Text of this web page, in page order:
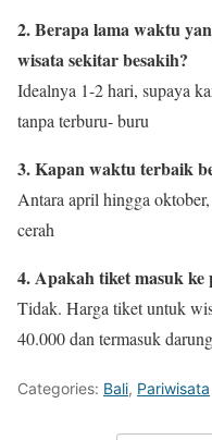
2. Berapa lama waktu
wisata sekitar besakih?
Idealnya 1-2 hari, supaya
tanpa terburu- buru
3. Kapan waktu terbaik
Antara april hingga
cerah
4. Apakah tiket masuk ke
Tidak. Harga tiket untuk
40.000 dan termasuk
Categories: Bali, Pariwisata